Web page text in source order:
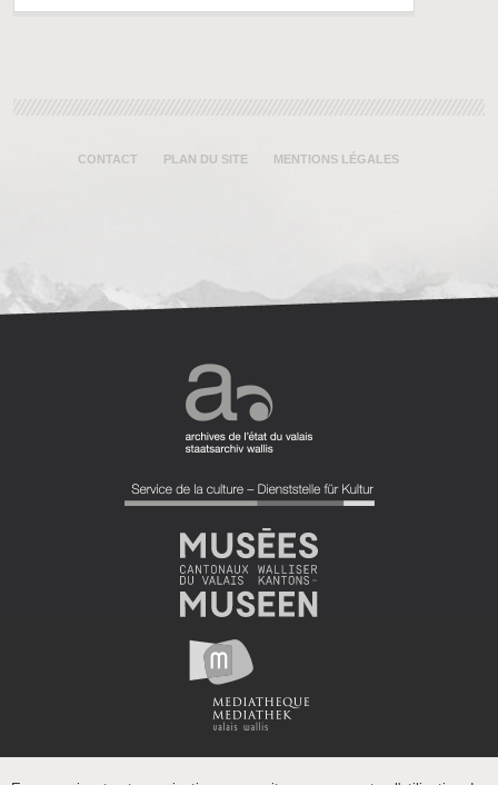
CONTACT PLAN DU SITE MENTIONS LÉGALES